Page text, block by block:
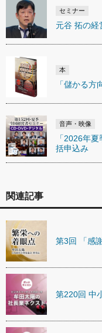
セミナー
元谷 拓の経
本
「儲かる
音声・映像
「2026年
括申込み
関連記事
第3回 「感
第220回 中